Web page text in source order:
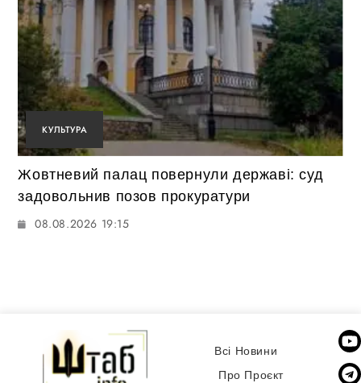
КУЛЬТУРА
Жовтневий палац повернули державі: суд
задовольнив позов прокуратури
08.08.2026 19:15
Всі Новини
Про Проєкт